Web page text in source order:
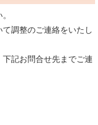
調整のご連絡をいたし
記お問合せ先までご連